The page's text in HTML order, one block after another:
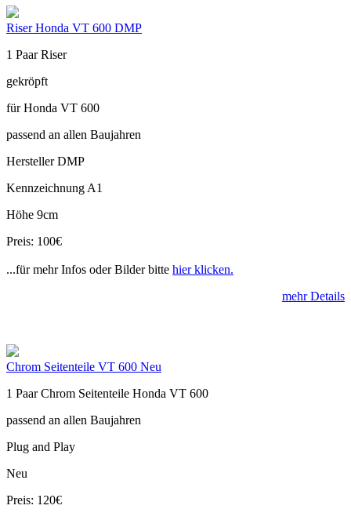
Riser Honda VT 600 DMP
1 Paar Riser
gekröpft
für Honda VT 600
passend an allen Baujahren
Hersteller DMP
Kennzeichnung A1
Höhe 9cm
Preis: 100€
...für mehr Infos oder Bilder bitte hier klicken.
mehr Details
Chrom Seitenteile VT 600 Neu
1 Paar Chrom Seitenteile Honda VT 600
passend an allen Baujahren
Plug and Play
Neu
Preis: 120€